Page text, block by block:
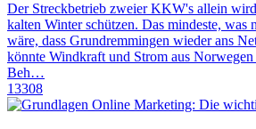
Der Streckbetrieb zweier KKW's allein
kalten Winter schützen. Das mindeste, was
wäre, dass Grundremmingen wieder ans
könnte Windkraft und Strom aus
Beh…
13308